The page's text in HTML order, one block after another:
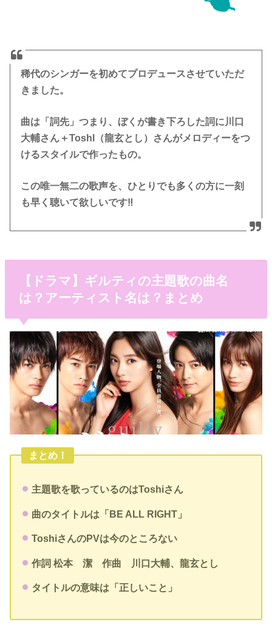
稀代のシンガーを初めてプロデュースさせていただ
きました。
曲は「詞先」つまり、ぼくが書き下ろした詞に川口
大輔さん＋Toshl（龍玄とし）さんがメロディーをつ
けるスタイルで作ったもの。
この唯一無二の歌声を、ひとりでも多くの方に一刻
も早く聴いて欲しいです‼︎
​【ドラマ】ギルティの主題歌の曲名
は？アーティスト名は？まとめ
まとめ！
主題歌を歌っているのはToshiさん
曲のタイトルは「BE ALL RIGHT」
ToshiさんのPVは今のところない
作詞 松本 潔 作曲 川口大輔、龍玄とし
タイトルの意味は「正しいこと」